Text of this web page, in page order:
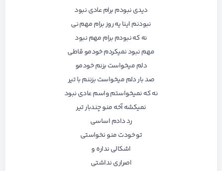
دیدی نبودم برام عادی نبود
نبودنم اینا یه روز برام مهم نی
نه که نبودم برام مهم نبود
مهم نبود نمیکردم خودمو قاطی
دلم میخواست بزنم خودمو
صد بار دلم میخواست بزننم با تیر
نه که نمیخواستم واسم عادی نبود
نمیکشه آخه منو چندبار تیر
رد دادم اساسی
تو خودت منو نخواستی
اشکالی نداره و
اصراری نداشتی